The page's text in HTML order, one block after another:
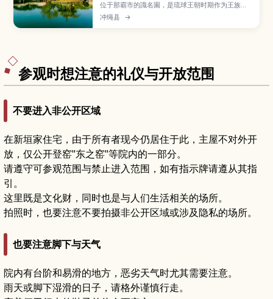
位于那霸市的識名園，是琉球王朝时期作为王族别
邸与接待使节之用而建的庭园，并已列入世界遗
产。文章介绍以池塘与六角堂为中心的庭园景观、
冲绳县 →
参观时想注意的礼仪与开放范围
不要进入非公开区域
在新垣家住宅，由于所有者现今仍居住于此，主屋不对外开
放，仅公开登窑"东之窑"等院内的一部分。
请遵守可参观范围与禁止进入范围，如有指示牌请遵从其指
引。
这里既是文化财，同时也是与人们生活相关的场所。
拍照时，也要注意不要拍摄非公开区域或涉及隐私的场所。
也要注意脚下与天气
院内有台阶和易滑的地方，恶劣天气时尤其需要注意。
雨天或脚下湿滑的日子，请格外谨慎行走。